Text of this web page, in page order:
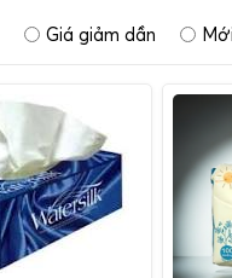
Giá giảm dần